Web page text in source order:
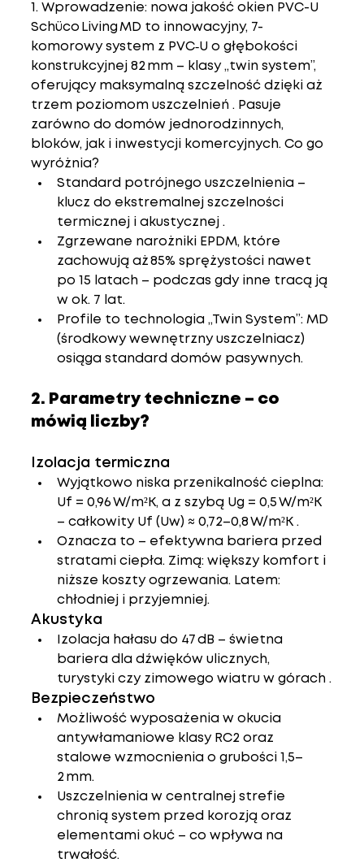
1. Wprowadzenie: nowa jakość okien PVC-U
Schüco Living MD to innowacyjny, 7-
komorowy system z PVC‑U o głębokości
konstrukcyjnej 82 mm – klasy „twin system”,
oferujący maksymalną szczelność dzięki aż
trzem poziomom uszczelnień . Pasuje
zarówno do domów jednorodzinnych,
bloków, jak i inwestycji komercyjnych. Co go
wyróżnia?
Standard potrójnego uszczelnienia –
klucz do ekstremalnej szczelności
termicznej i akustycznej .
Zgrzewane narożniki EPDM, które
zachowują aż 85% sprężystości nawet
po 15 latach – podczas gdy inne tracą ją
w ok. 7 lat.
Profile to technologia „Twin System”: MD
(środkowy wewnętrzny uszczelniacz)
osiąga standard domów pasywnych.
2. Parametry techniczne – co
mówią liczby?
Izolacja termiczna
Wyjątkowo niska przenikalność cieplna:
Uf = 0,96 W/m²K, a z szybą Ug = 0,5 W/m²K
– całkowity Uf (Uw) ≈ 0,72–0,8 W/m²K .
Oznacza to – efektywna bariera przed
stratami ciepła. Zimą: większy komfort i
niższe koszty ogrzewania. Latem:
chłodniej i przyjemniej.
Akustyka
Izolacja hałasu do 47 dB – świetna
bariera dla dźwięków ulicznych,
turystyki czy zimowego wiatru w górach .
Bezpieczeństwo
Możliwość wyposażenia w okucia
antywłamaniowe klasy RC2 oraz
stalowe wzmocnienia o grubości 1,5–
2 mm.
Uszczelnienia w centralnej strefie
chronią system przed korozją oraz
elementami okuć – co wpływa na
trwałość.